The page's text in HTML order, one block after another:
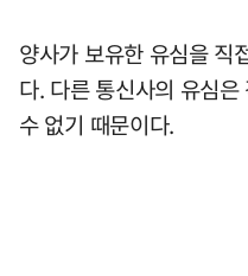
양사가 보유한 유심을 직
다. 다른 통신사의 유심
수 없기 때문이다.